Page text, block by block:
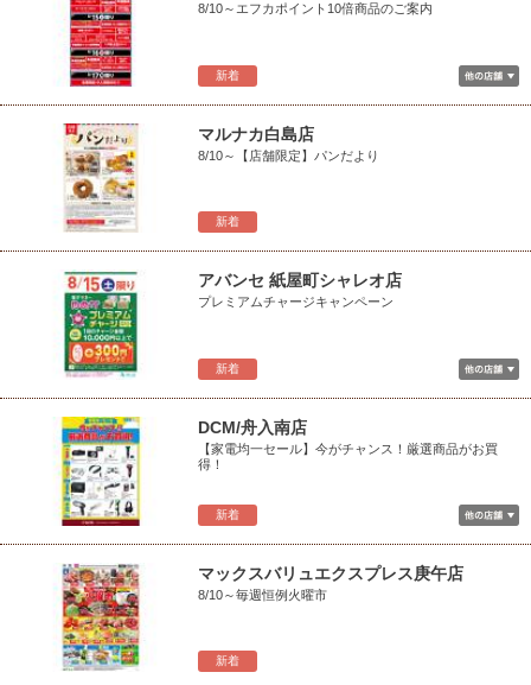
新着
8/10～エフカポイント10倍商品のご案内
新着
マルナカ白島店
8/10～【店舗限定】パンだより
新着
アバンセ 紙屋町シャレオ店
プレミアムチャージキャンペーン
新着
DCM/舟入南店
【家電均一セール】今がチャンス！厳選商品がお買
得！
新着
マックスバリュエクスプレス庚午店
8/10～毎週恒例火曜市